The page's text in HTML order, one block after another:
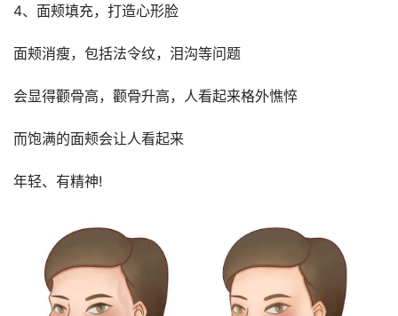
4、面颊填充，打造心形脸
面颊消瘦，包括法令纹，泪沟等问题
会显得颧骨高，颧骨升高，人看起来格外憔悴
而饱满的面颊会让人看起来
年轻、有精神!